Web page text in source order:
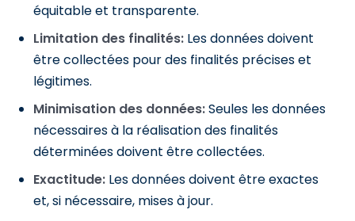
équitable et transparente.
Limitation des finalités: Les données doivent
être collectées pour des finalités précises et
légitimes.
Minimisation des données:Seules les données
nécessaires à la réalisation des finalités
déterminées doivent être collectées.
Exactitude: Les données doivent être exactes
et, si nécessaire, mises à jour.